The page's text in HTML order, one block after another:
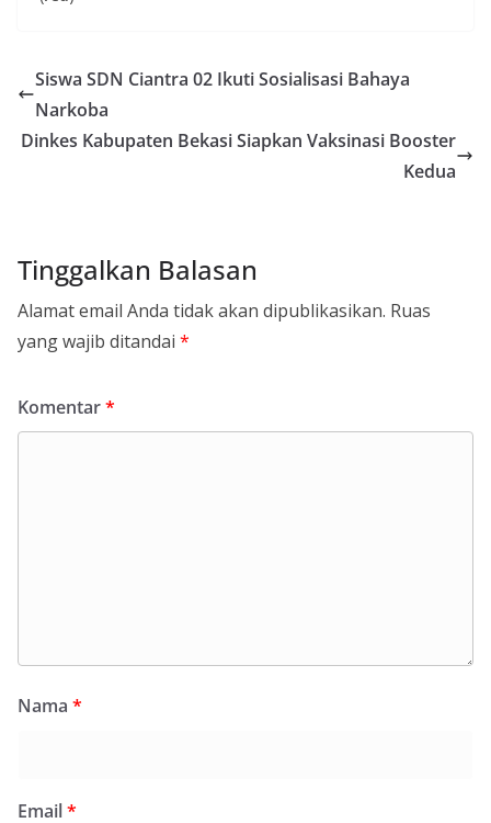
Siswa SDN Ciantra 02 Ikuti Sosialisasi Bahaya
Narkoba
Dinkes Kabupaten Bekasi Siapkan Vaksinasi Booster
Kedua
Tinggalkan Balasan
Alamat email Anda tidak akan dipublikasikan. Ruas
yang wajib ditandai *
Komentar*
Nama *
Email*